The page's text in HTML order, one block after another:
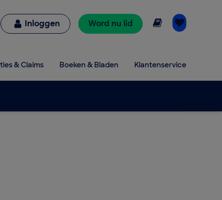
Inloggen Word nu lid Online lezen
& Claims Boeken & Bladen Klantenservice